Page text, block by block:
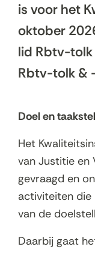
is voor het
oktober
lid Rbtv-tolk
Rbtv-tolk &
Doel en
Het
van Justitie en
gevraagd en
activiteiten die
van de
Daarbij gaat